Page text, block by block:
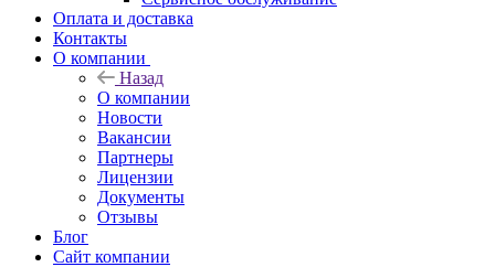
Оплата и доставка
Контакты
О компании
Назад
О компании
Новости
Вакансии
Партнеры
Лицензии
Документы
Отзывы
Блог
Сайт компании